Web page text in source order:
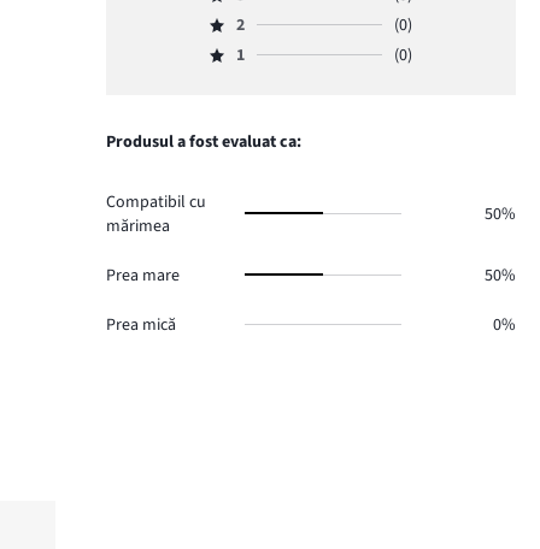
de
1.
numărul
de
Evaluare
3,
numărul
Evaluare
2,
voturi
0.
2
(0)
Evaluare
de
1 (0)
Produsul a fost evaluat ca:
Compatibil cu
mărimea
50%
Prea mare 50%
Prea mică 0%